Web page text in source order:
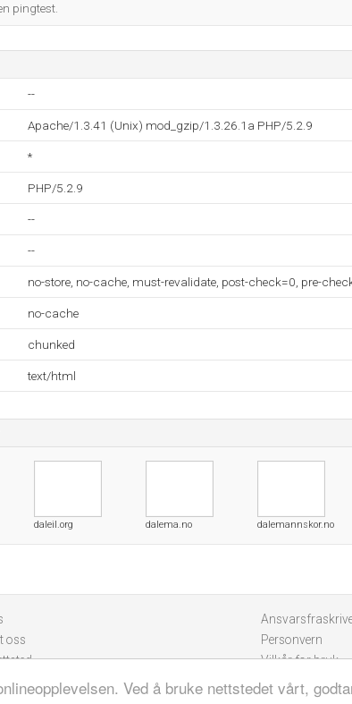
Ved å bruke nettstedet vårt,
pingtest.
--
Apache/1.3.41 (Unix) mod_gzip/1.3.26.1a PHP/5.2.9
*
PHP/5.2.9
--
--
no-store, no-cache, must-revalidate, post-check=0, pre-
no-cache
chunked
text/html
daleil.org dalema.no dalemannskor.no
oss
Personvern
Vilkår for bruk